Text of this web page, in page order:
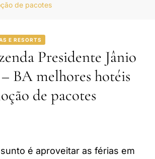
de pacotes
E RESORTS
Presidente Jânio
BA melhores hotéis
de pacotes
é aproveitar as férias em